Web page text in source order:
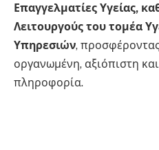
Επαγγελματίες Υγείας,
Λειτουργούς του τομέα
Υπηρεσιών,
οργανωμένη, αξιόπιστη
πληροφορία.